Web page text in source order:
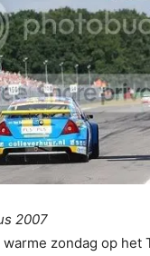
2007
zondag op het